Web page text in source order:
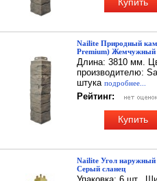
Nailite Природный
Premium) Жемчужный
Длина: 3810 мм.
производителю:
штука подробнее...
Рейтинг:
Купить
Nailite Угол
Серый сланец